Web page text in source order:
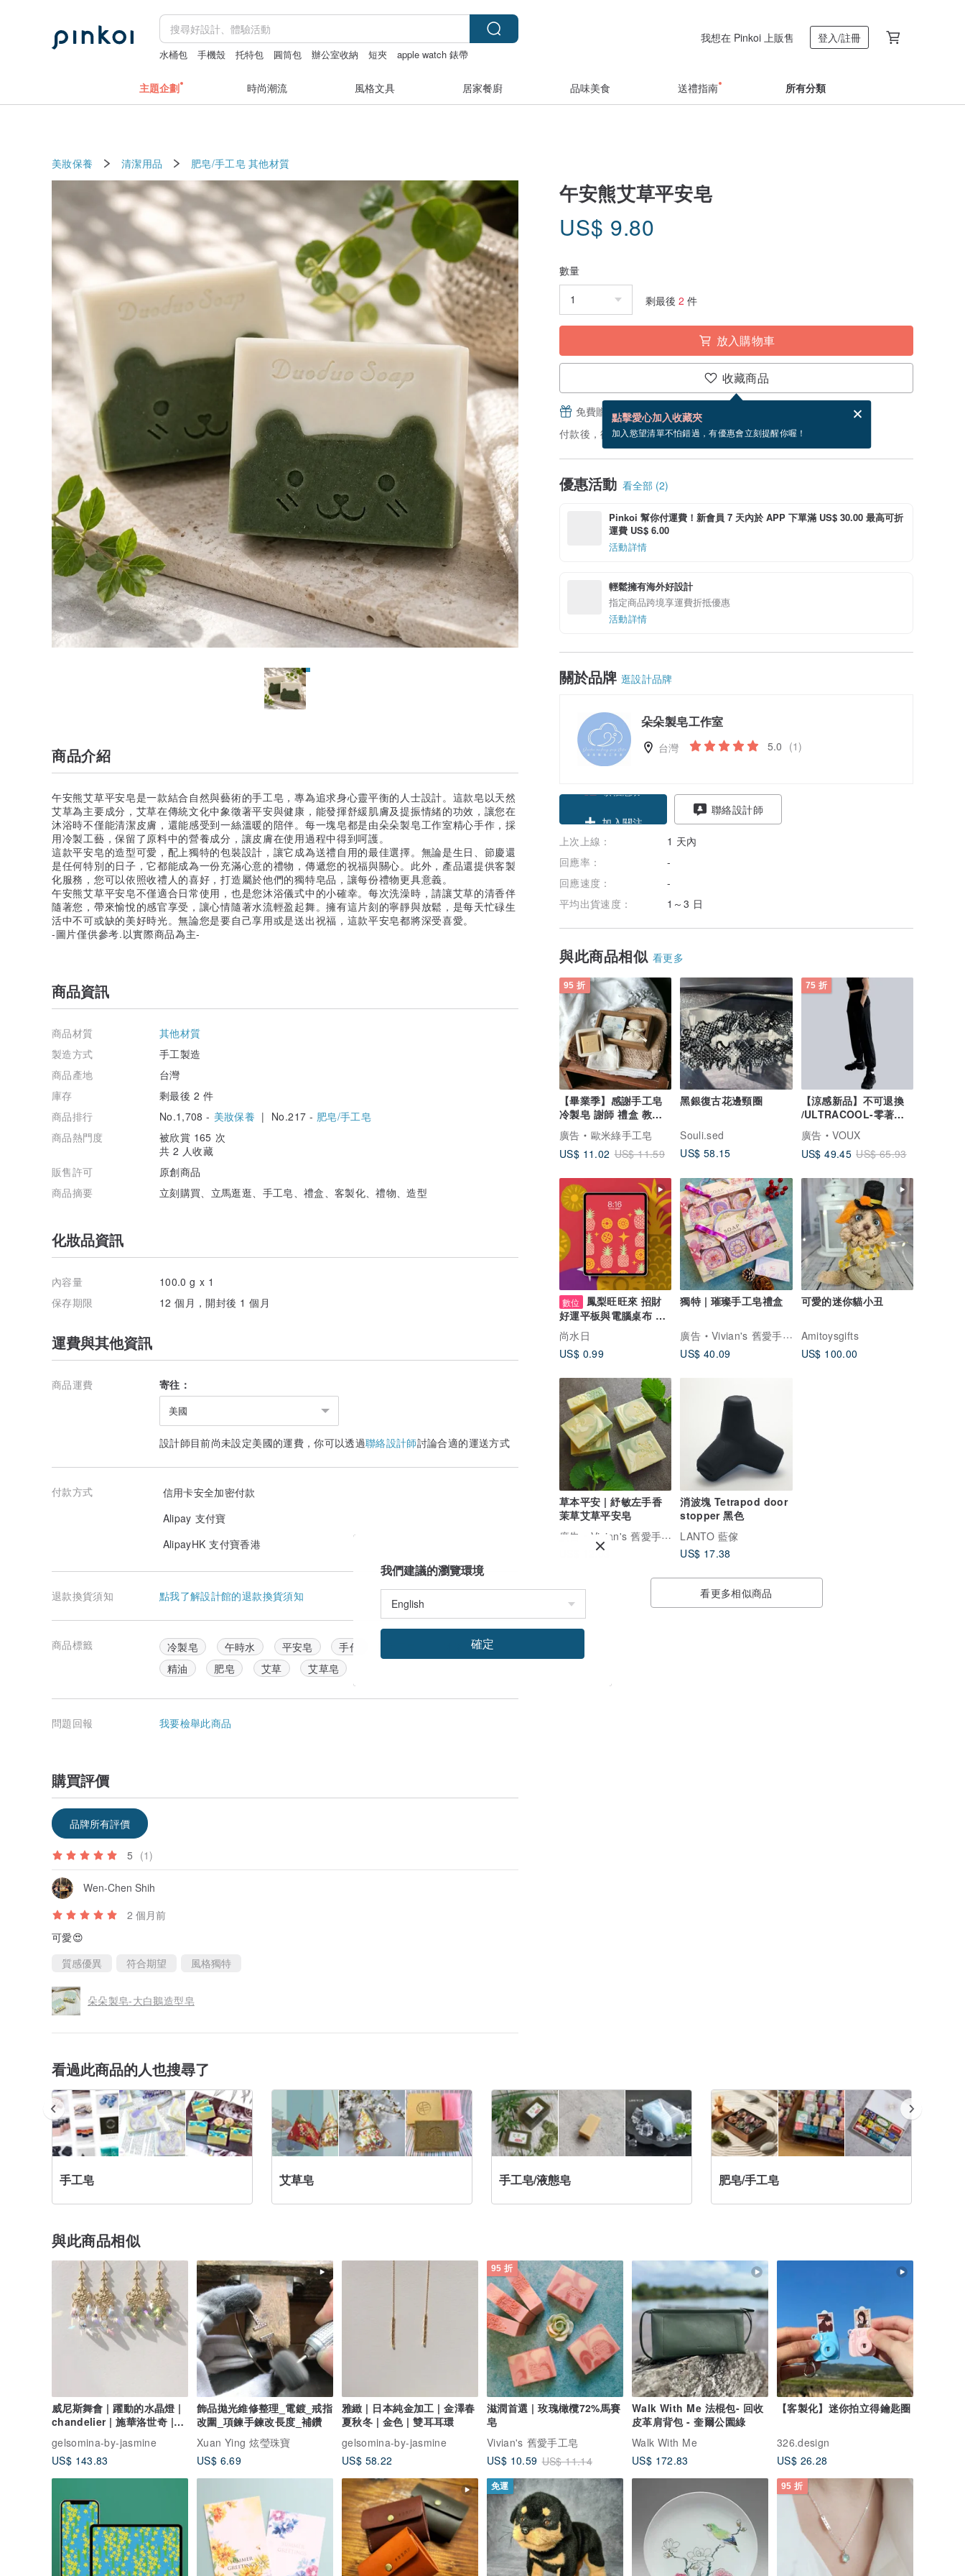
水桶包 手機殼 托特包 圓筒包 辦公室收納 短夾
apple watch 錶帶
我想在 Pinkoi 上販售 登入/註冊
主題企劃 時尚潮流 風格文具 居家餐廚 品味美食 送禮指南 所有分類
美妝保養 清潔用品 肥皂/手工皂 其他材質
午安熊艾草平安皂
US$ 9.80
數量
剩最後 2 件
放入購物車
收藏商品
點擊愛心加入收藏夾
加入慾望清單不怕錯過，有優惠會立刻提醒你喔！
免費贈送電子賀卡，結帳完成後填寫
付款後，從備貨到寄出商品為 5 個工作天。（不包含假日）
優惠活動 看全部 (2)
Pinkoi 幫你付運費！新會員 7 天內於 APP 下單滿 US$ 30.00 最高可折
運費 US$ 6.00
活動詳情
輕鬆擁有海外好設計
指定商品跨境享運費折抵優惠
活動詳情
關於品牌 逛設計品牌
朵朵製皂工作室
台灣 5.0 (1)
加入關注
聯絡設計師
上次上線：
1 天內
回應率：
-
回應速度：
-
平均出貨速度：
1～3 日
與此商品相似 看更多
95 折
【畢業季】感謝手工皂
冷製皂 謝師 禮盒 教師
禮物 客製
廣告
歐米綠手工皂
US$ 11.02 US$ 11.59
黑銀復古花邊頸圈
Souli.sed
US$ 58.15
75 折
【涼感新品】不可退換
/ULTRACOOL-零著感
冰絲拼接束口褲
廣告
VOUX
US$ 49.45 US$ 65.93
數位
鳳梨旺旺來 招財
好運平板與電腦桌布 電
子檔
尚水日
US$ 0.99
獨特 | 璀璨手工皂禮盒
廣告
Vivian's 舊愛手工皂
US$ 40.09
可愛的迷你貓小丑
Amitoysgifts
US$ 100.00
草本平安 | 紓敏左手香
茉草艾草平安皂
廣告
Vivian's 舊愛手工皂
US$ 12.03
消波塊 Tetrapod door
stopper 黑色
LANTO 藍傢
US$ 17.38
看更多相似商品
商品介紹
午安熊艾草平安皂是一款結合自然與藝術的手工皂，專為追求身心靈平衡的人士設計。這款皂以天然
艾草為主要成分，艾草在傳統文化中象徵著平安與健康，能發揮舒緩肌膚及提振情緒的功效，讓您在
沐浴時不僅能清潔皮膚，還能感受到一絲溫暖的陪伴。每一塊皂都是由朵朵製皂工作室精心手作，採
用冷製工藝，保留了原料中的營養成分，讓皮膚在使用過程中得到呵護。
這款平安皂的造型可愛，配上獨特的包裝設計，讓它成為送禮自用的最佳選擇。無論是生日、節慶還
是任何特別的日子，它都能成為一份充滿心意的禮物，傳遞您的祝福與關心。此外，產品還提供客製
化服務，您可以依照收禮人的喜好，打造屬於他們的獨特皂品，讓每份禮物更具意義。
午安熊艾草平安皂不僅適合日常使用，也是您沐浴儀式中的小確幸。每次洗澡時，請讓艾草的清香伴
隨著您，帶來愉悅的感官享受，讓心情隨著水流輕盈起舞。擁有這片刻的寧靜與放鬆，是每天忙碌生
活中不可或缺的美好時光。無論您是要自己享用或是送出祝福，這款平安皂都將深受喜愛。
-圖片僅供參考.以實際商品為主-
商品資訊
商品材質
其他材質
製造方式
手工製造
商品產地
台灣
庫存
剩最後 2 件
商品排行
No.1,708 - 美妝保養 | No.217 - 肥皂/手工皂
商品熱門度
被欣賞 165 次
共 2 人收藏
販售許可
原創商品
商品摘要
立刻購買、立馬逛逛、手工皂、禮盒、客製化、禮物、造型
化妝品資訊
內容量
100.0 g x 1
保存期限
12 個月，開封後 1 個月
運費與其他資訊
商品運費 寄往：
美國
設計師目前尚未設定美國的運費，你可以透過聯絡設計師討論合適的運送方式
付款方式
信用卡安全加密付款
Alipay 支付寶
AlipayHK 支付寶香港
退款換貨須知 點我了解設計館的退款換貨須知
商品標籤 冷製皂 午時水 平安皂 手作
精油
肥皂 艾草 艾草皂
問題回報 我要檢舉此商品
購買評價
品牌所有評價
5 (1)
Wen-Chen Shih
2 個月前
可愛😍
質感優異
符合期望 風格獨特
朵朵製皂-大白鵝造型皂
看過此商品的人也搜尋了
手工皂 艾草皂 手工皂/液態皂 肥皂/手工皂
與此商品相似
威尼斯舞會 | 躍動的水晶燈 |
chandelier | 施華洛世奇 |
gelsomina-by-jasmine
US$ 143.83
飾品拋光維修整理_電鍍_戒指
改圍_項鍊手鍊改長度_補鑽
Xuan Ying 炫瑩珠寶
US$ 6.69
雅緻 | 日本純金加工 | 金澤春
夏秋冬 | 金色 | 雙耳耳環
gelsomina-by-jasmine
US$ 58.22
95 折
滋潤首選 | 玫瑰橄欖72%馬賽
皂
Vivian's 舊愛手工皂
US$ 10.59 US$ 11.14
Walk With Me 法棍包- 回收
皮革肩背包 - 奎爾公園綠
Walk With Me
US$ 172.83
【客製化】迷你拍立得鑰匙圈
326.design
US$ 26.28
免運 95 折
我們建議的瀏覽環境
確定